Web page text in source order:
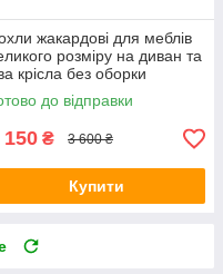
жакардові для меблів
розміру на диван та
крісла без оборки
Venera сірий
до відправки
150 ₴ 3 600 ₴
Купити